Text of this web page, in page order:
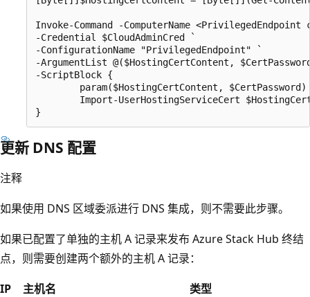
Invoke-Command -ComputerName <PrivilegedEndpoint
-Credential $CloudAdminCred `
-ConfigurationName "PrivilegedEndpoint" `
-ArgumentList @($HostingCertContent,
-ScriptBlock {
        param($HostingCertContent, $CertPassword)
Import-UserHostingServiceCert
更新 DNS 配置
注释
如果使用 DNS 区域委派进行 DNS 集成，则不需要此步骤。
如果已配置了单独的主机 A 记录来发布 Azure Stack Hub 终结
点，则需要创建两个额外的主机 A 记录：
IP
主机名
类型